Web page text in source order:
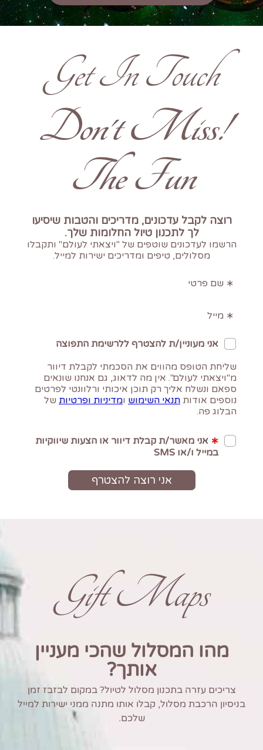
Get In Touch
!Don't Miss
The Fun
Gift Maps
מהו המסלול שהכי מעניין
אותך?
צריכים עזרה בתכנון מסלול לטיול? במקום לבזבז זמן
בניסיון הרכבת מסלול, קבלו אותו מתנה ממני ישירות למייל
שלכם.